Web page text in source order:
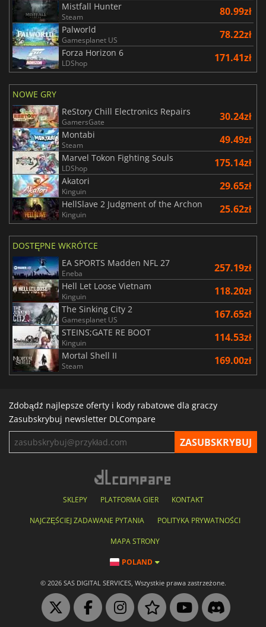
Mistfall Hunter
Steam 80.99zł
Palworld
Gamesplanet US 78.22zł
Forza Horizon 6
LDShop 171.41zł
NOWE GRY
ReStory Chill Electronics Repairs
GamersGate 30.24zł
Montabi
Steam 49.49zł
Marvel Tokon Fighting Souls
LDShop 175.14zł
Akatori
Kinguin 29.65zł
HellSlave 2 Judgment of the Archon
Kinguin 25.62zł
DOSTĘPNE WKRÓTCE
EA SPORTS Madden NFL 27
Eneba 257.19zł
Hell Let Loose Vietnam
Kinguin 118.20zł
The Sinking City 2
Gamesplanet US 167.65zł
STEINS;GATE RE BOOT
Kinguin 114.53zł
Mortal Shell II
Steam 169.00zł
Zdobądź najlepsze oferty i kody rabatowe dla graczy
Zasubskrybuj newsletter DLCompare
SKLEPY PLATFORMA GIER KONTAKT
NAJCZĘŚCIEJ ZADAWANE PYTANIA POLITYKA PRYWATNOŚCI
MAPA STRONY
POLAND
© 2026 SAS DIGITAL SERVICES, Wszystkie prawa zastrzeżone.